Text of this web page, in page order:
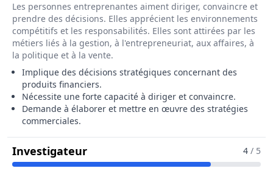
Les personnes entreprenantes aiment diriger, convaincre et
prendre des décisions. Elles apprécient les environnements
compétitifs et les responsabilités. Elles sont attirées par les
métiers liés à la gestion, à l'entrepreneuriat, aux affaires, à
la politique et à la vente.
Implique des décisions stratégiques concernant des
produits financiers.
Nécessite une forte capacité à diriger et convaincre.
Demande à élaborer et mettre en œuvre des stratégies
commerciales.
InvestigateurPour Le Métier De Gestionnaire
4 / 5